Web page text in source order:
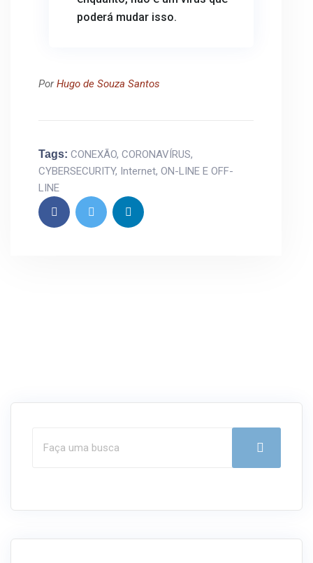
poderá mudar isso.
PorHugo de Souza Santos
Tags: CONEXÃO, CORONAVÍRUS,
CYBERSECURITY, Internet, ON-LINE E OFF-
LINE